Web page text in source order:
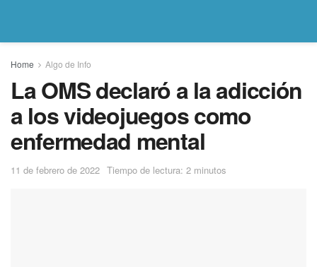
Home Algo de Info
La OMS declaró a la adicción
a los videojuegos como
enfermedad mental
11 de febrero de 2022 Tiempo de lectura: 2 minutos